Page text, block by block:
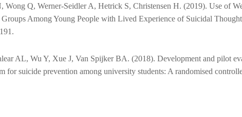
Wong Q, Werner-Seidler A, Hetrick S, Christensen H. (2019). Use of
Among Young People with Lived Experience of Suicidal
AL, Wu Y, Xue J, Van Spijker BA. (2018). Development and pilot
for suicide prevention among university students: A randomised